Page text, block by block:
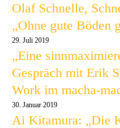
Olaf Schnelle,
„Ohne gute Böden
29. Juli 2019
„Eine
Gespräch mit Erik
Work im macha-
30. Januar 2019
Ai Kitamura: „Die